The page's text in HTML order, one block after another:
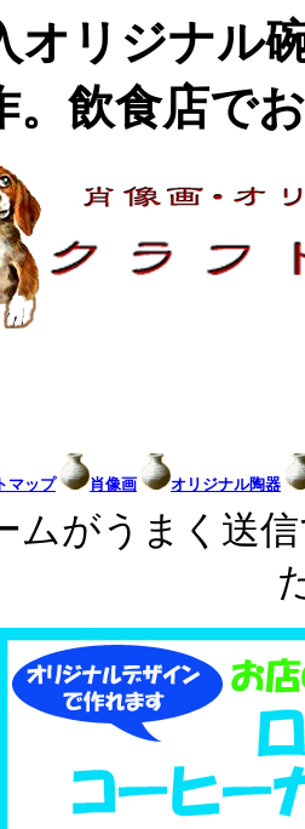
オリジナル
。飲食店で
マップ 肖像画 オリジナル陶器
ムがうまく送